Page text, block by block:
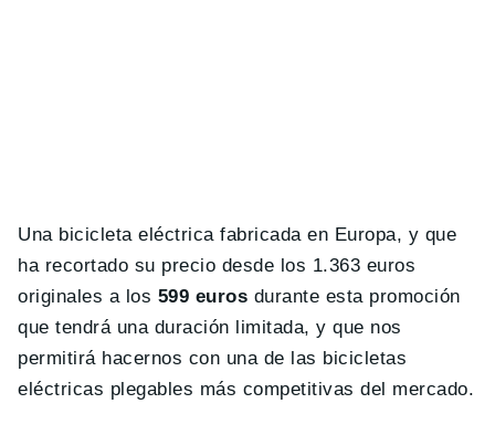
Una bicicleta eléctrica fabricada en Europa, y que
ha recortado su precio desde los 1.363 euros
originales a los 599 euros durante esta promoción
que tendrá una duración limitada, y que nos
permitirá hacernos con una de las bicicletas
eléctricas plegables más competitivas del mercado.